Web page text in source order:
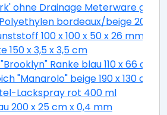
ohne Drainage Meterware
bordeaux/beige 200
100 x 100 x 50 x 26 mm
150 x 3,5 x 3,5 cm
Ranke blau 110 x 66 cm
"Manarolo" beige 190 x 130 cm
Lackspray rot 400 ml
200 x 25 cm x 0,4 mm